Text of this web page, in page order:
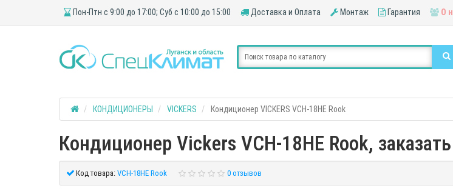
Пон-Птн с 9:00 до 17:00; Суб с 10:00 до 15:00 Доставка и Оплата Монтаж Гарантия О
КОНДИЦИОНЕРЫ VICKERS Кондиционер VICKERS VCH-18HE Rook
Кондиционер Vickers VCH-18HE Rook,
Код товара: VCH-18HE Rook 0 отзывов